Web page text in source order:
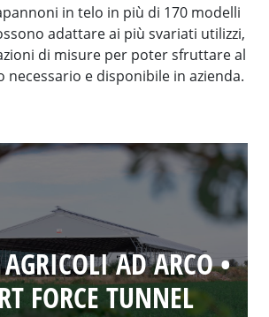
in telo in più di 170 modelli
adattare ai più svariati utilizzi,
di misure per poter sfruttare al
necessario e disponibile in azienda.
AD ARCO •
FORCE TUNNEL